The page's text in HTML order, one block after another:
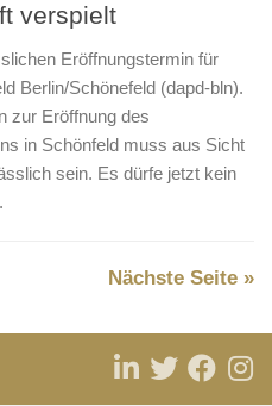
verspielt
Eröffnungstermin für
Berlin/Schönefeld (dapd-bln).
zur Eröffnung des
in Schönfeld muss aus Sicht
sein. Es dürfe jetzt kein
Nächste Seite »